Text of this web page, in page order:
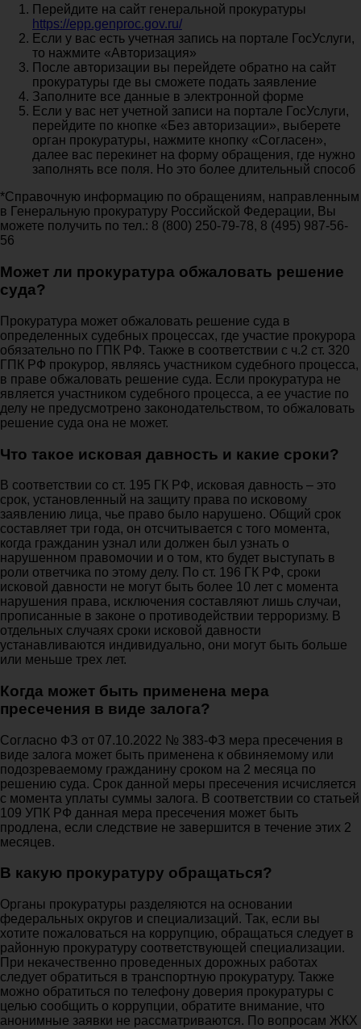
Перейдите на сайт генеральной прокуратуры
https://epp.genproc.gov.ru/
Если у вас есть учетная запись на портале ГосУслуги,
то нажмите «Авторизация»
После авторизации вы перейдете обратно на сайт
прокуратуры где вы сможете подать заявление
Заполните все данные в электронной форме
Если у вас нет учетной записи на портале ГосУслуги,
перейдите по кнопке «Без авторизации», выберете
орган прокуратуры, нажмите кнопку «Согласен»,
далее вас перекинет на форму обращения, где нужно
заполнять все поля. Но это более длительный способ
*Справочную информацию по обращениям, направленным
в Генеральную прокуратуру Российской Федерации, Вы
можете получить по тел.: 8 (800) 250-79-78, 8 (495) 987-56-
56
Может ли прокуратура обжаловать решение
суда?
Прокуратура может обжаловать решение суда в
определенных судебных процессах, где участие прокурора
обязательно по ГПК РФ. Также в соответствии с ч.2 ст. 320
ГПК РФ прокурор, являясь участником судебного процесса,
в праве обжаловать решение суда. Если прокуратура не
является участником судебного процесса, а ее участие по
делу не предусмотрено законодательством, то обжаловать
решение суда она не может.
Что такое исковая давность и какие сроки?
В соответствии со ст. 195 ГК РФ, исковая давность – это
срок, установленный на защиту права по исковому
заявлению лица, чье право было нарушено. Общий срок
составляет три года, он отсчитывается с того момента,
когда гражданин узнал или должен был узнать о
нарушенном правомочии и о том, кто будет выступать в
роли ответчика по этому делу. По ст. 196 ГК РФ, сроки
исковой давности не могут быть более 10 лет с момента
нарушения права, исключения составляют лишь случаи,
прописанные в законе о противодействии терроризму. В
отдельных случаях сроки исковой давности
устанавливаются индивидуально, они могут быть больше
или меньше трех лет.
Когда может быть применена мера
пресечения в виде залога?
Согласно ФЗ от 07.10.2022 № 383-ФЗ мера пресечения в
виде залога может быть применена к обвиняемому или
подозреваемому гражданину сроком на 2 месяца по
решению суда. Срок данной меры пресечения исчисляется
с момента уплаты суммы залога. В соответствии со статьей
109 УПК РФ данная мера пресечения может быть
продлена, если следствие не завершится в течение этих 2
месяцев.
В какую прокуратуру обращаться?
Органы прокуратуры разделяются на основании
федеральных округов и специализаций. Так, если вы
хотите пожаловаться на коррупцию, обращаться следует в
районную прокуратуру соответствующей специализации.
При некачественно проведенных дорожных работах
следует обратиться в транспортную прокуратуру. Также
можно обратиться по телефону доверия прокуратуры с
целью сообщить о коррупции, обратите внимание, что
анонимные заявки не рассматриваются. По вопросам ЖКХ